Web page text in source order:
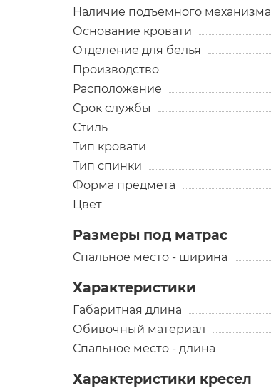
Наличие подъемного механизма
Основание кровати
Отделение для белья
Производство
Расположение
Срок службы
Стиль
Тип кровати
Тип спинки
Форма предмета
Цвет
Размеры под матрас
Спальное место - ширина
Характеристики
Габаритная длина
Обивочный материал
Спальное место - длина
Характеристики кресел